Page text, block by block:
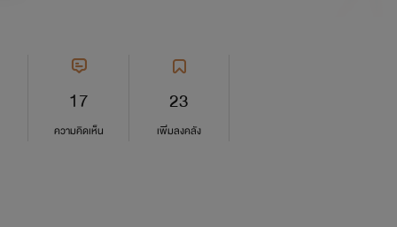
17
ความคิดเห็น
23
เพิ่มลงคลัง